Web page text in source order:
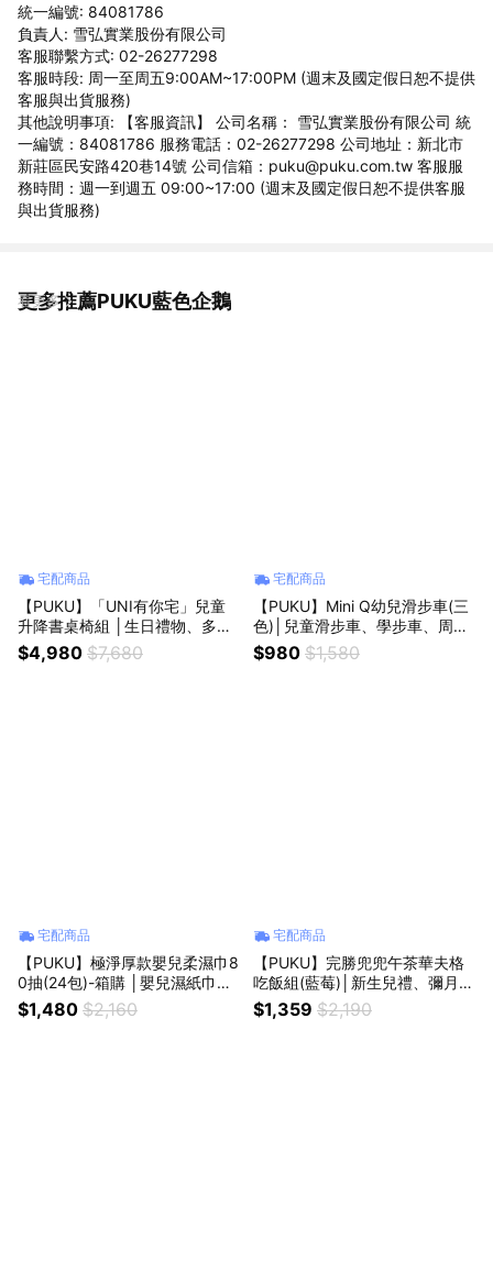
統一編號: 84081786
負責人: 雪弘實業股份有限公司
客服聯繫方式: 02-26277298
客服時段: 周一至周五9:00AM~17:00PM (週末及國定假日恕不提供
客服與出貨服務)
其他說明事項: 【客服資訊】 公司名稱： 雪弘實業股份有限公司 統
一編號：84081786 服務電話：02-26277298 公司地址：新北市
新莊區民安路420巷14號 公司信箱：puku@puku.com.tw 客服服
務時間：週一到週五 09:00~17:00 (週末及國定假日恕不提供客服
與出貨服務)
更多推薦PUKU藍色企鵝
看更多
宅配商品
【PUKU】「UNI有你宅」兒童
升降書桌椅組 │生日禮物、多場
合適用 │】
$4,980 $7,680
宅配商品
【PUKU】Mini Q幼兒滑步車(三
色)│兒童滑步車、學步車、周歲
禮物、生日禮物│
$980 $1,580
宅配商品
【PUKU】極淨厚款嬰兒柔濕巾8
0抽(24包)-箱購 │嬰兒濕紙巾、
純水濕巾│入厝禮、喬遷禮、新
生禮│
$1,480 $2,160
宅配商品
【PUKU】完勝兜兜午茶華夫格
吃飯組(藍莓)│新生兒禮、彌月
禮、周歲禮│
$1,359 $2,190